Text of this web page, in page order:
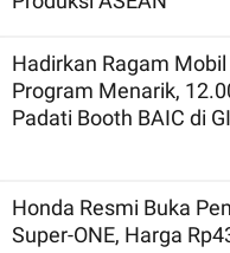
Hadirkan Ragam
Program Menarik,
Padati Booth BAIC di
Honda Resmi Buka
Super-ONE, Harga